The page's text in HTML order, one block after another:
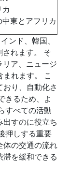
東とアフリカ
ンド、韓国、
されます。 そ
リア、ニュージ
れます。 こ
り、自動化さ
きるため、よ
すべての活動
すのに役立ち
押しする重要
体の交通の流れ
を緩和できる